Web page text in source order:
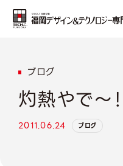
ブログ
灼熱やで～！
2011.06.24 ブログ